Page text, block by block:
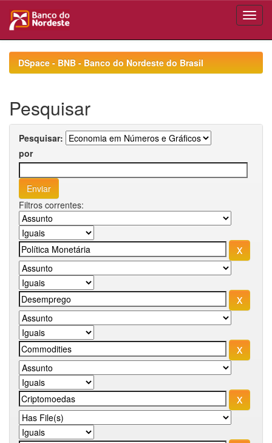
navigationDSpace - BNB - Banco do Nordeste do Brasil
Pesquisar
Pesquisar:
por
Filtros correntes: